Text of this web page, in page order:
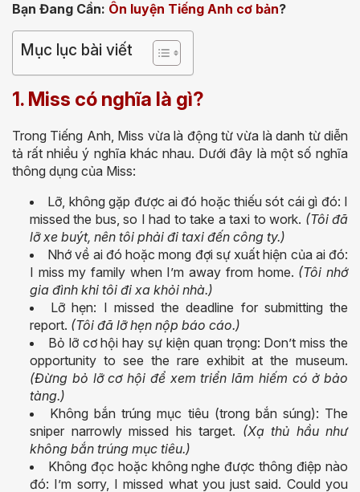
Bạn Đang Cần: Ôn luyện Tiếng Anh cơ bản?
Mục lục bài viết
1. Miss có nghĩa là gì?
Trong Tiếng Anh, Miss vừa là động từ vừa là danh từ diễn
tả rất nhiều ý nghĩa khác nhau. Dưới đây là một số nghĩa
thông dụng của Miss:
Lỡ, không gặp được ai đó hoặc thiếu sót cái gì đó: I
missed the bus, so I had to take a taxi to work. (Tôi đã
lỡ xe buýt, nên tôi phải đi taxi đến công ty.)
Nhớ về ai đó hoặc mong đợi sự xuất hiện của ai đó:
I miss my family when I’m away from home. (Tôi nhớ
gia đình khi tôi đi xa khỏi nhà.)
Lỡ hẹn: I missed the deadline for submitting the
report. (Tôi đã lỡ hẹn nộp báo cáo.)
Bỏ lỡ cơ hội hay sự kiện quan trọng: Don’t miss the
opportunity to see the rare exhibit at the museum.
(Đừng bỏ lỡ cơ hội để xem triển lãm hiếm có ở bảo
tàng.)
Không bắn trúng mục tiêu (trong bắn súng): The
sniper narrowly missed his target. (Xạ thủ hầu như
không bắn trúng mục tiêu.)
Không đọc hoặc không nghe được thông điệp nào
đó: I’m sorry, I missed what you just said. Could you